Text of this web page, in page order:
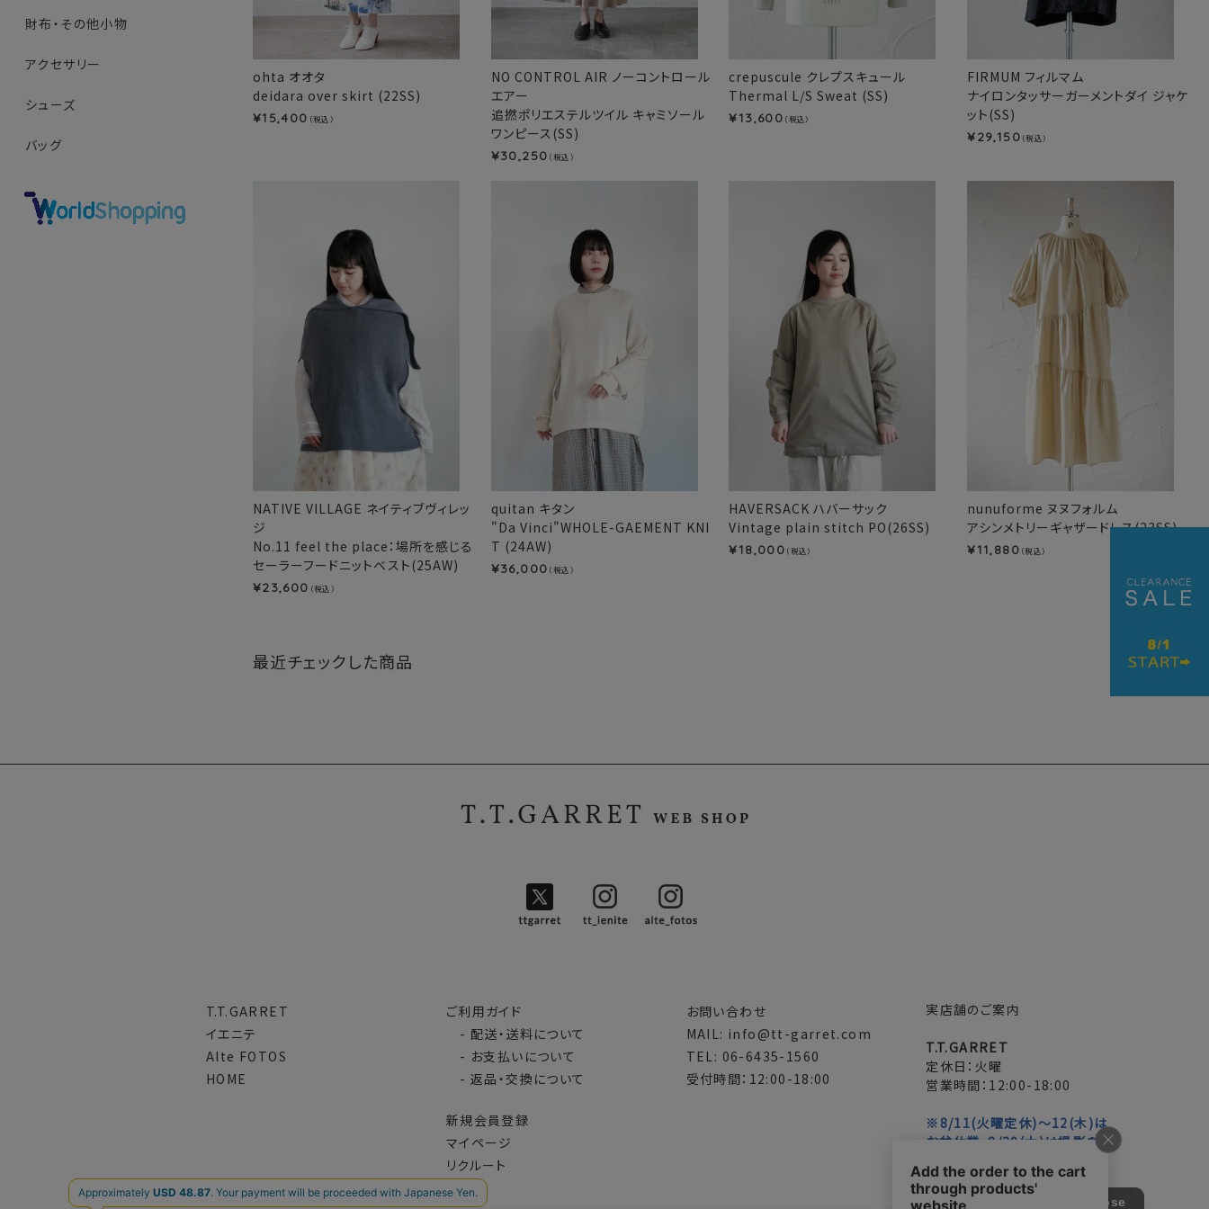
財布・その他小物
アクセサリー
シューズ
バッグ
ohta オオタ
deidara over skirt (22SS)
¥15,400 （税込）
NO CONTROL AIR ノーコントロール
エアー
追撚ポリエステルツイル キャミソール
ワンピース(SS)
¥30,250 （税込）
crepuscule クレプスキュール
Thermal L/S Sweat (SS)
¥ 13,600 （税込）
FIRMUM フィルマム
ナイロンタッサーガーメントダイ ジャケ
ット(SS)
¥ 29,150 （税込）
NATIVE VILLAGE ネイティブヴィレッ
ジ
No.11 feel the place：場所を感じる
セーラーフードニットベスト(25AW)
¥23,600 （税込）
quitan キタン
"Da Vinci"WHOLE-GAEMENT KNI
T (24AW)
¥36,000 （税込）
HAVERSACK ハバーサック
Vintage plain stitch PO(26SS)
¥ 18,000 （税込）
nunuforme ヌヌフォルム
アシンメトリーギャザードレス(23SS)
¥ 11,880 （税込）
最近チェックした商品
T.T.GARRET
イエニテ
Alte FOTOS
HOME
ご利用ガイド
- 配送・送料について
- お支払いについて
- 返品・交換について
新規会員登録
マイページ
リクルート
お問い合わせ
MAIL: info@tt-garret.com
TEL: 06-6435-1560
受付時間：12:00-18:00
実店舗のご案内
T.T.GARRET
定休日：火曜
営業時間：12:00-18:00
※8/11(火曜定休)～12(木)は
お盆休業、8/20(木)は撮影のた